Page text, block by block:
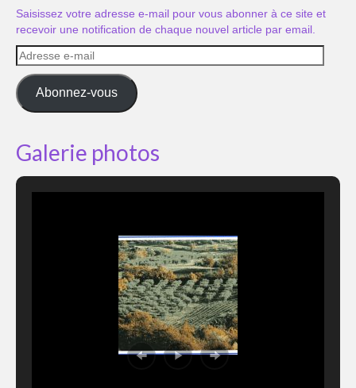
Saisissez votre adresse e-mail pour vous abonner à ce site et
recevoir une notification de chaque nouvel article par email.
Adresse
e-
mail
Abonnez-vous
Galerie photos